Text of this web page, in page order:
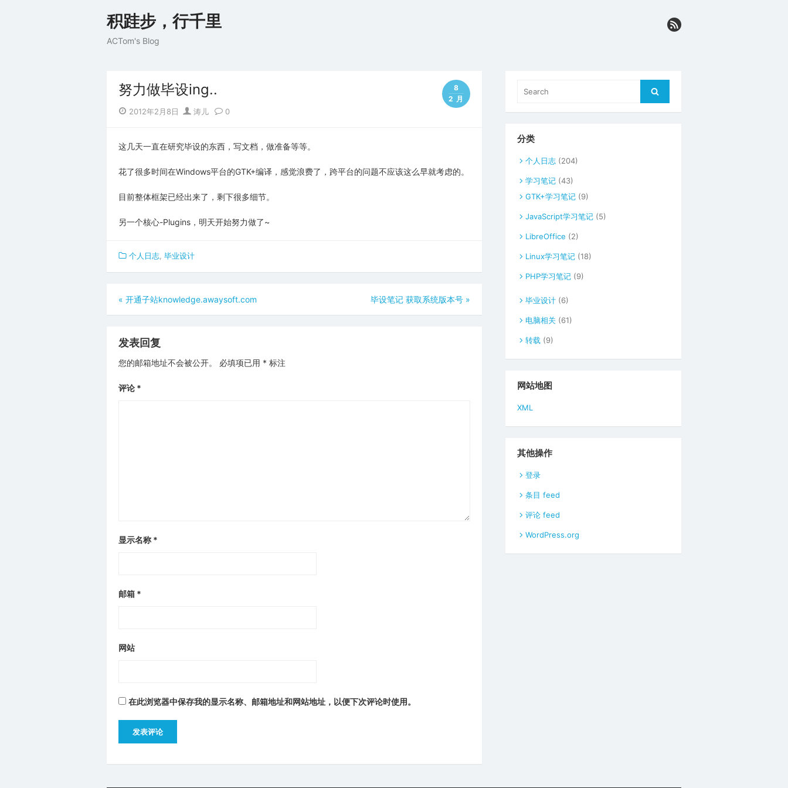
to
积跬步，行千里
ACTom's Blog
努力做毕设ing..
8
2 月
Posted
2012年2月8日 Author
涛儿 0
这几天一直在研究毕设的东西，写文档，做准备等等。
花了很多时间在Windows平台的GTK+编译，感觉浪费了，跨平台的问题不应该这么早就考虑的。
目前整体框架已经出来了，剩下很多细节。
另一个核心-Plugins，明天开始努力做了~
个人日志 毕业设计
文
章
导
航
« 开通子站knowledge.awaysoft.com 毕设笔记 获取系统版本号 »
发表回复
您的邮箱地址不会被公开。 必填项已用 * 标注
评论 *
显示名称 *
邮箱 *
网站
在此浏览器中保存我的显示名称、邮箱地址和网站地址，以便下次评论时使用。
for:
Search
分类
个人日志 (204)
学习笔记 (43)
GTK+学习笔记 (9)
JavaScript学习笔记 (5)
LibreOffice (2)
Linux学习笔记 (18)
PHP学习笔记 (9)
毕业设计 (6)
电脑相关 (61)
转载 (9)
网站地图
XML
其他操作
登录
条目 feed
评论 feed
WordPress.org